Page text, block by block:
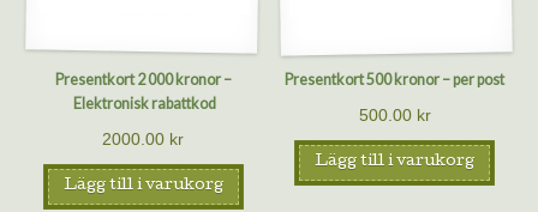
Presentkort 2 000 kronor –
Elektronisk rabattkod
2000.00 kr
Lägg till i varukorg
Presentkort 500 kronor – per post
500.00 kr
Lägg till i varukorg